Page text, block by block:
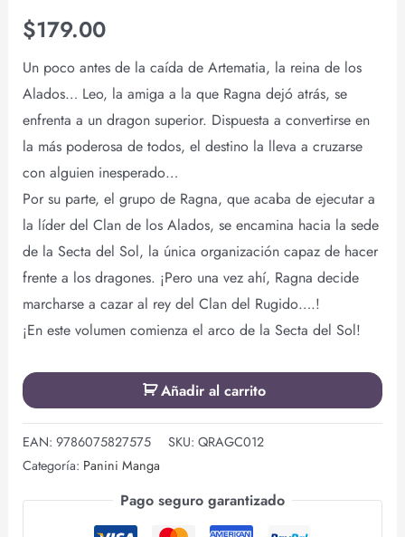
$179.00
Un poco antes de la caída de Artematia, la reina de los
Alados… Leo, la amiga a la que Ragna dejó atrás, se
enfrenta a un dragon superior. Dispuesta a convertirse en
la más poderosa de todos, el destino la lleva a cruzarse
con alguien inesperado…
Por su parte, el grupo de Ragna, que acaba de ejecutar a
la líder del Clan de los Alados, se encamina hacia la sede
de la Secta del Sol, la única organización capaz de hacer
frente a los dragones. ¡Pero una vez ahí, Ragna decide
marcharse a cazar al rey del Clan del Rugido….!
¡En este volumen comienza el arco de la Secta del Sol!
Añadir al carrito
EAN: 9786075827575 SKU: QRAGC012
Categoría: Panini Manga
Pago seguro garantizado